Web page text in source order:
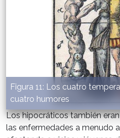
Figura 11: Los cuatro
cuatro humores
Los hipocráticos también
las enfermedades a menudo